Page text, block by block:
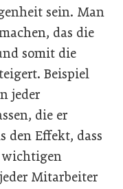
sein. Man
das die
somit die
Beispiel
jeder
die er
den Effekt, dass
wichtigen
Mitarbeiter